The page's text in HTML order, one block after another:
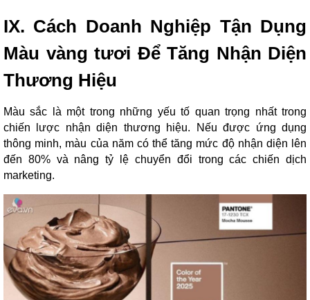
IX. Cách Doanh Nghiệp Tận Dụng
Màu vàng tươi Để Tăng Nhận Diện
Thương Hiệu
Màu sắc là một trong những yếu tố quan trọng nhất trong
chiến lược nhận diện thương hiệu. Nếu được ứng dụng
thông minh, màu của năm có thể tăng mức độ nhận diện lên
đến 80% và nâng tỷ lệ chuyển đổi trong các chiến dịch
marketing.